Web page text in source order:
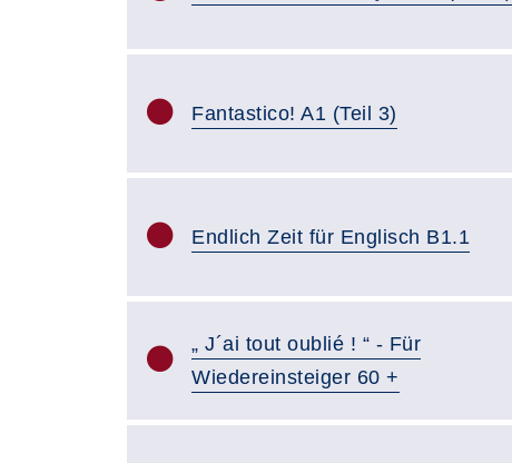
Fantastico! A1 (Teil 3)
Endlich Zeit für Englisch B1.1
„ J´ai tout oublié ! “ - Für
Wiedereinsteiger 60 +